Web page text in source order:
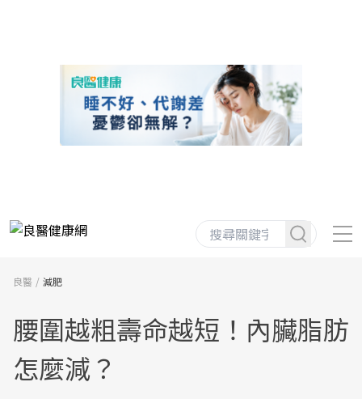
良醫 減肥
腰圍越粗壽命越短！內臟脂肪
怎麼減？